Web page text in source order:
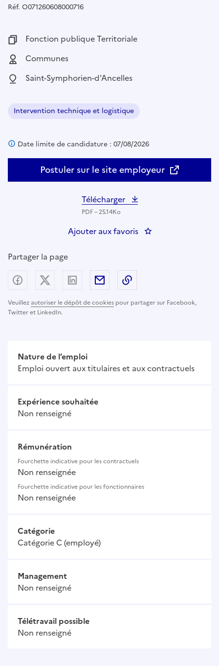
Réf. Référence :
O071260608000716
Fonction publique :
Fonction publique Territoriale
Employeur :
Communes
Localisation :
Saint-Symphorien-d'Ancelles
Domaine :
Intervention technique et logistique
Postuler sur le site employeur
Date limite de candidature : 07/08/2026
Télécharger
PDF – 25.14Ko
Ajouter aux favoris : agent de service -
Partager la page
Veuillezautoriser le dépôt de cookies pour partager sur Facebook,
Twitter et LinkedIn.
Partager sur Facebook
Partager sur X (anciennement Twitter) -
Partager sur LinkedIn
Partager par email
Nature de l’emploi
Emploi ouvert aux titulaires et aux contractuels
Expérience souhaitée
Non renseigné
Rémunération
Fourchette indicative pour les contractuels
Non renseignée
Fourchette indicative pour les fonctionnaires
Non renseignée
Catégorie
Catégorie C (employé)
Management
Non renseigné
Télétravail possible
Non renseigné